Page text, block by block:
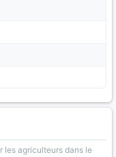
les agriculteurs dans le